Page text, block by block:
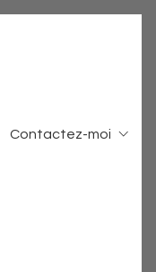
Contactez-moi